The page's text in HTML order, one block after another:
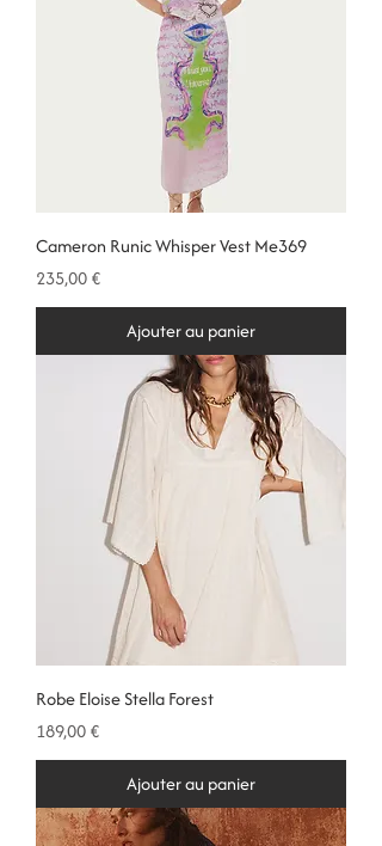
Cameron Runic Whisper Vest Me369
Prix
235,00 €
Ajouter au panier
Robe Eloise Stella Forest
Prix
189,00 €
Ajouter au panier